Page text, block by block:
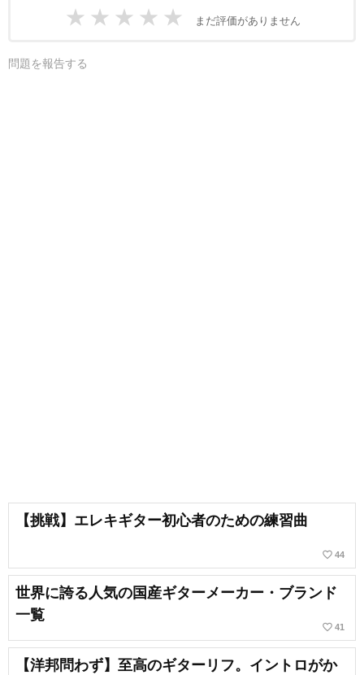
★ ★ ★ ★ ★ まだ評価がありません
問題を報告する
【挑戦】エレキギター初心者のための練習曲
favorite_border 44
世界に誇る人気の国産ギターメーカー・ブランド
一覧
favorite_border 41
【洋邦問わず】至高のギターリフ。イントロがか